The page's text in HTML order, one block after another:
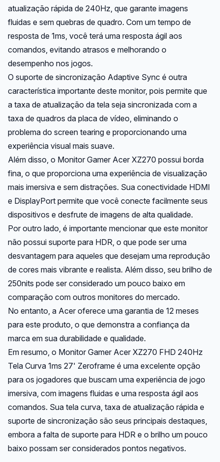
atualização rápida de 240Hz, que garante imagens
fluidas e sem quebras de quadro. Com um tempo de
resposta de 1ms, você terá uma resposta ágil aos
comandos, evitando atrasos e melhorando o
desempenho nos jogos.
O suporte de sincronização Adaptive Sync é outra
característica importante deste monitor, pois permite que
a taxa de atualização da tela seja sincronizada com a
taxa de quadros da placa de vídeo, eliminando o
problema do screen tearing e proporcionando uma
experiência visual mais suave.
Além disso, o Monitor Gamer Acer XZ270 possui borda
fina, o que proporciona uma experiência de visualização
mais imersiva e sem distrações. Sua conectividade HDMI
e DisplayPort permite que você conecte facilmente seus
dispositivos e desfrute de imagens de alta qualidade.
Por outro lado, é importante mencionar que este monitor
não possui suporte para HDR, o que pode ser uma
desvantagem para aqueles que desejam uma reprodução
de cores mais vibrante e realista. Além disso, seu brilho de
250nits pode ser considerado um pouco baixo em
comparação com outros monitores do mercado.
No entanto, a Acer oferece uma garantia de 12 meses
para este produto, o que demonstra a confiança da
marca em sua durabilidade e qualidade.
Em resumo, o Monitor Gamer Acer XZ270 FHD 240Hz
Tela Curva 1ms 27' Zeroframe é uma excelente opção
para os jogadores que buscam uma experiência de jogo
imersiva, com imagens fluidas e uma resposta ágil aos
comandos. Sua tela curva, taxa de atualização rápida e
suporte de sincronização são seus principais destaques,
embora a falta de suporte para HDR e o brilho um pouco
baixo possam ser considerados pontos negativos.